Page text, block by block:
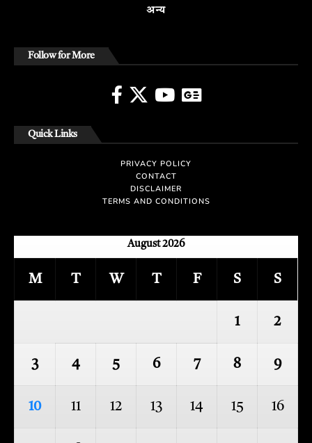
अन्य
Follow for More
Quick Links
PRIVACY POLICY
CONTACT
DISCLAIMER
TERMS AND CONDITIONS
August 2026
M T W T F S S
1 2
3 4 5 6 7 8 9
10 11 12 13 14 15 16